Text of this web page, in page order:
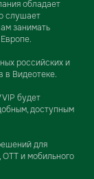
обладает
слушает
занимать
российских и
будет
доступным
для
и мобильного